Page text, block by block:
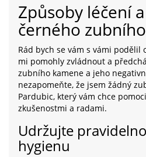
Způsoby léčení
černého
Rád bych se vám s vámi
mi pomohly zvládnout a
zubního kamene a jeho
nezapomeňte, že jsem žádný
Pardubic, který vám chce
zkušenostmi a radami.
Udržujte
hygienu